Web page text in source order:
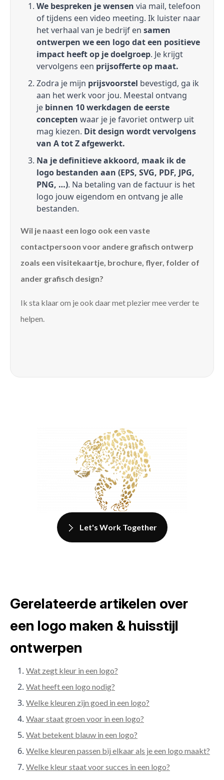
We bespreken je wensen via mail, telefoon
of tijdens een video meeting. Ik luister naar
het verhaal van je bedrijf en samen
ontwerpen we een logo dat een positieve
impact heeft op je doelgroep. Je krijgt
vervolgens een prijsofferte op maat.
Zodra je mijn prijsvoorstel bevestigd, ga ik
aan het werk voor jou. Meestal ontvang
je binnen 10 werkdagen de eerste
concepten waar je je favoriet ontwerp uit
mag kiezen. Dit design wordt vervolgens
van A tot Z afgewerkt.
Na je definitieve akkoord, maak ik de
logo bestanden aan (EPS, SVG, PDF, JPG,
PNG, …). Na betaling van de factuur is het
logo jouw eigendom en ontvang je alle
bestanden.
Wil je naast een logo ook een vaste
contactpersoon voor andere grafisch ontwerp
zoals een visitekaartje, brochure, flyer, folder of
ander grafisch design?
Ik sta klaar om je ook daar met plezier mee verder te
helpen.
Let's Work Together
Gerelateerde artikelen over
een logo maken & huisstijl
ontwerpen
Wat zegt kleur in een logo?
Wat heeft een logo nodig?
Welke kleuren zijn goed in een logo?
Waar staat groen voor in een logo?
Wat betekent blauw in een logo?
Welke kleuren passen bij elkaar als je een logo maakt?
Welke kleur staat voor succes in een logo?